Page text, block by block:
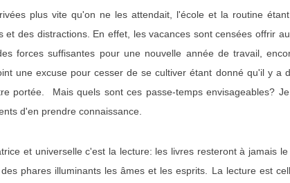
plus vite qu'on ne les attendait, l'école et la routine étant
et des distractions. En effet, les vacances sont censées offrir
forces suffisantes pour une nouvelle année de travail,
une excuse pour cesser de se cultiver étant donné qu'il y a
portée. Mais quels sont ces passe-temps envisageables?
d'en prendre connaissance.
et universelle c'est la lecture: les livres resteront à jamais
phares illuminants les âmes et les esprits. La lecture est